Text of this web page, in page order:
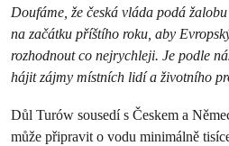
Doufáme, že česká vláda podá
na začátku příštího roku, aby
rozhodnout co nejrychleji. Je podle
hájit zájmy místních lidí a životního
Důl Turów sousedí s Českem a
může připravit o vodu minimálně